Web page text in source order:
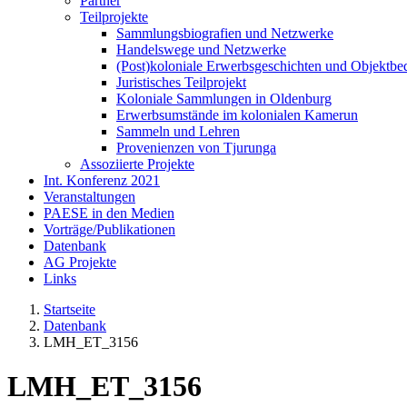
Teilprojekte
Sammlungsbiografien und Netzwerke
Handelswege und Netzwerke
(Post)koloniale Erwerbsgeschichten und
Juristisches Teilprojekt
Koloniale Sammlungen in Oldenburg
Erwerbsumstände im kolonialen Kamerun
Sammeln und Lehren
Provenienzen von Tjurunga
Assoziierte Projekte
Int. Konferenz 2021
Veranstaltungen
PAESE in den Medien
Vorträge/Publikationen
Datenbank
AG Projekte
Links
Startseite
Datenbank
LMH_ET_3156
LMH_ET_3156